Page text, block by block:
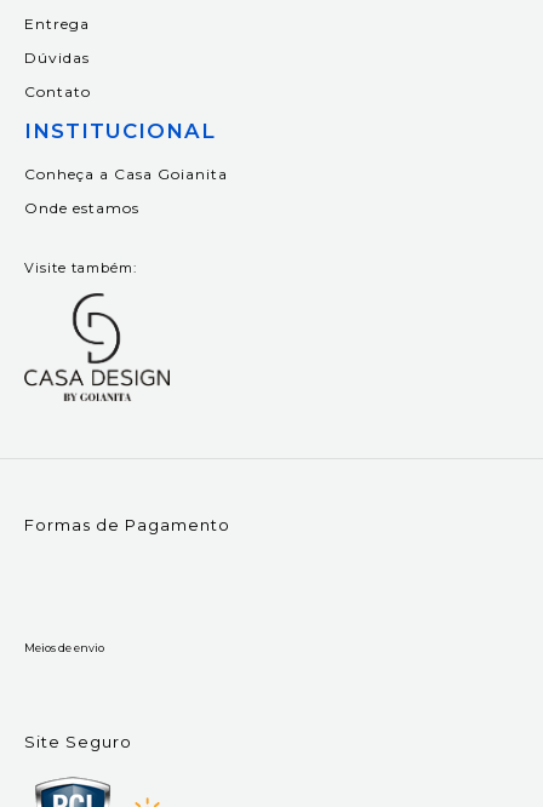
Entrega
Dúvidas
Contato
INSTITUCIONAL
Conheça a Casa Goianita
Onde estamos
Visite também:
Formas de Pagamento
Meios de envio
Site Seguro